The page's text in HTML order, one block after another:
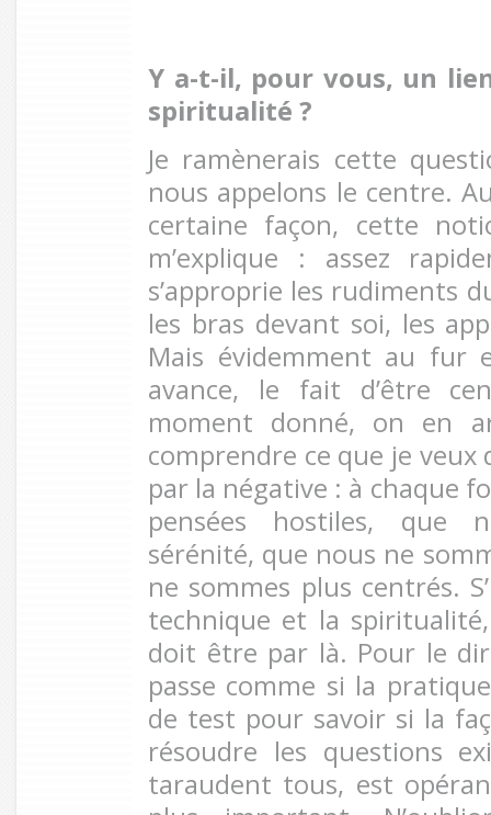
Y a-t-il, pour vous, un
spiritualité ?
Je ramènerais cette
nous appelons le centre.
certaine façon, cette
m’explique : assez
s’approprie les rudiments
les bras devant soi, les
Mais évidemment au fur
avance, le fait d’être
moment donné, on en
comprendre ce que je veux
par la négative : à chaque
pensées hostiles, que
sérénité, que nous ne
ne sommes plus centrés.
technique et la
doit être par là. Pour le
passe comme si la
de test pour savoir si la
résoudre les questions
taraudent tous, est